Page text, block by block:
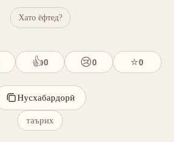
Хато ёфтед?
👍0 😢0 ⭐0
Нусхабардорӣ
таърих